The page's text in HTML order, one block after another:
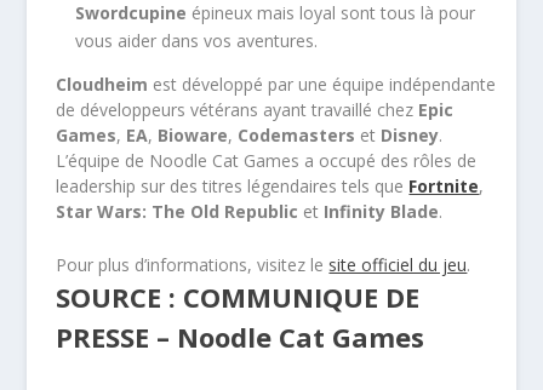
Swordcupine épineux mais loyal sont tous là pour
vous aider dans vos aventures.
Cloudheim est développé par une équipe indépendante
de développeurs vétérans ayant travaillé chez Epic
Games, EA, Bioware, Codemasters et Disney.
L’équipe de Noodle Cat Games a occupé des rôles de
leadership sur des titres légendaires tels que Fortnite,
Star Wars: The Old Republic et Infinity Blade.
Pour plus d’informations, visitez le site officiel du jeu.
SOURCE : COMMUNIQUE DE
PRESSE – Noodle Cat Games